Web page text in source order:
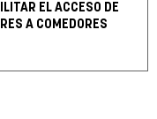
EL ACCESO DE
A COMEDORES